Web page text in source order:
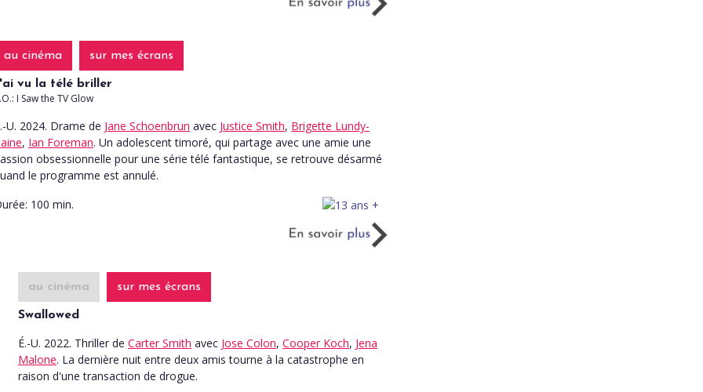
au cinéma sur mes écrans
vu la télé briller
I Saw the TV Glow
U. 2024. Drame de Jane Schoenbrun avec Justice Smith, Brigette Lundy-
, Ian Foreman. Un adolescent timoré, qui partage avec une amie une
obsessionnelle pour une série télé fantastique, se retrouve désarmé
le programme est annulé.
100 min.
au cinéma sur mes écrans
Swallowed
É.-U. 2022. Thriller de Carter Smith avec Jose Colon, Cooper Koch, Jena
Malone. La dernière nuit entre deux amis tourne à la catastrophe en
raison d'une transaction de drogue.